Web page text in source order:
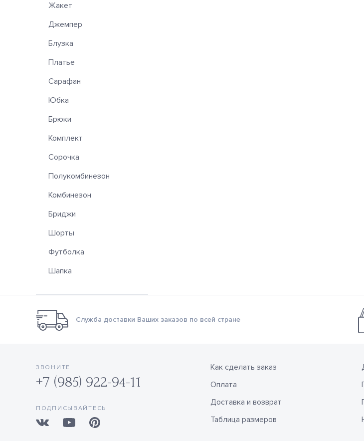
Жакет
Джемпер
Блузка
Платье
Сарафан
Юбка
Брюки
Комплект
Сорочка
Полукомбинезон
Комбинезон
Бриджи
Шорты
Футболка
Шапка
Служба доставки Ваших заказов по всей стране
ЗВОНИТЕ
+7 (985) 922-94-11
ПОДПИСЫВАЙТЕСЬ
Как сделать заказ
Оплата
Доставка и возврат
Таблица размеров